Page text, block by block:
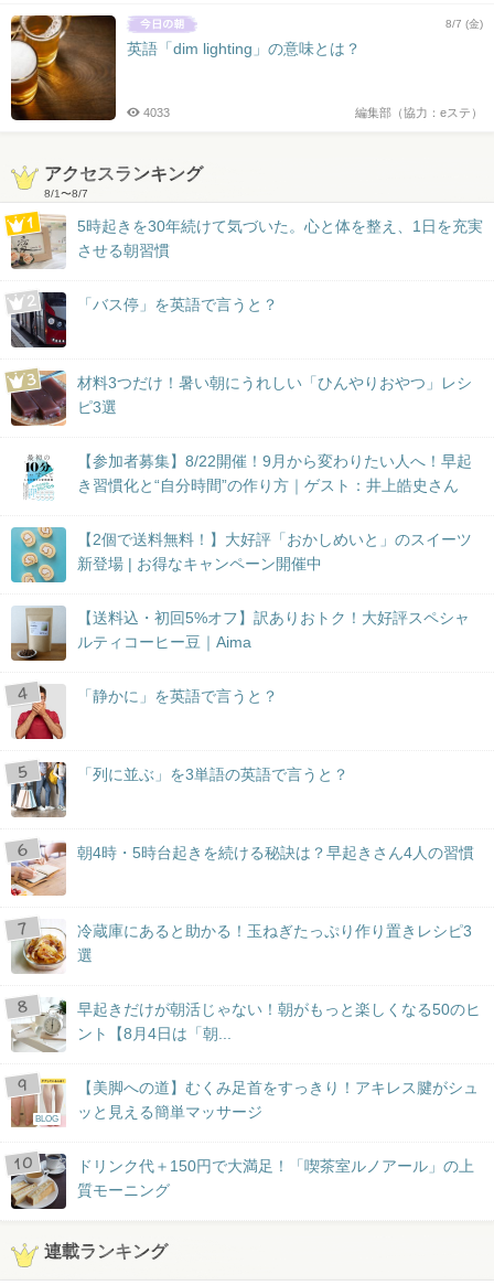
8/7 (金)
英語「dim lighting」の意味とは？
編集部（協力：eステ）
4033
アクセスランキング
8/1〜8/7
5時起きを30年続けて気づいた。心と体を整え、1日を充実
させる朝習慣
「バス停」を英語で言うと？
材料3つだけ！暑い朝にうれしい「ひんやりおやつ」レシ
ピ3選
【参加者募集】8/22開催！9月から変わりたい人へ！早起
き習慣化と“自分時間”の作り方｜ゲスト：井上皓史さん
【2個で送料無料！】大好評「おかしめいと」のスイーツ
新登場 | お得なキャンペーン開催中
【送料込・初回5%オフ】訳ありおトク！大好評スペシャ
ルティコーヒー豆｜Aima
「静かに」を英語で言うと？
「列に並ぶ」を3単語の英語で言うと？
朝4時・5時台起きを続ける秘訣は？早起きさん4人の習慣
冷蔵庫にあると助かる！玉ねぎたっぷり作り置きレシピ3
選
早起きだけが朝活じゃない！朝がもっと楽しくなる50のヒ
ント【8月4日は「朝...
BLOG
【美脚への道】むくみ足首をすっきり！アキレス腱がシュ
ッと見える簡単マッサージ
ドリンク代＋150円で大満足！「喫茶室ルノアール」の上
質モーニング
連載ランキング